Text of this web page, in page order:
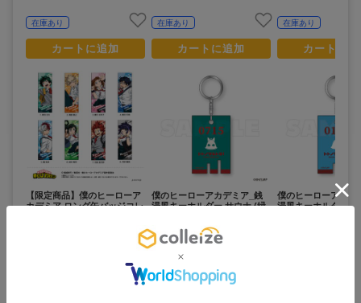
在庫あり
カートに追加
【限定商品】僕のヒーローア
カデミア ロング缶バッジコレ
在庫あり
カートに追加
僕のヒーローアカデミア_銭
湯風キーホルダー サウナ (緑
¥ 700 (税抜)
¥770(税込)
在庫あり
在庫あり
カートに
僕のヒーローアカデ
湯風キーホルダー